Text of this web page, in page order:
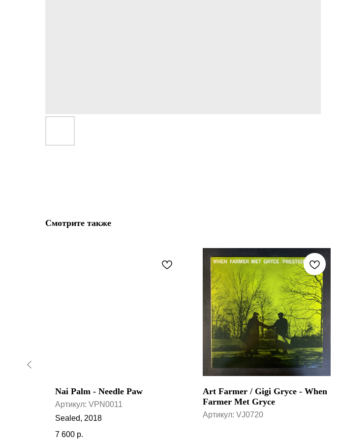
Смотрите также
Nai Palm - Needle Paw
Артикул: VPN0011
Sealed, 2018
7 600 р.
Art Farmer / Gigi Gryce - When
Farmer Met Gryce
Артикул: VJ0720